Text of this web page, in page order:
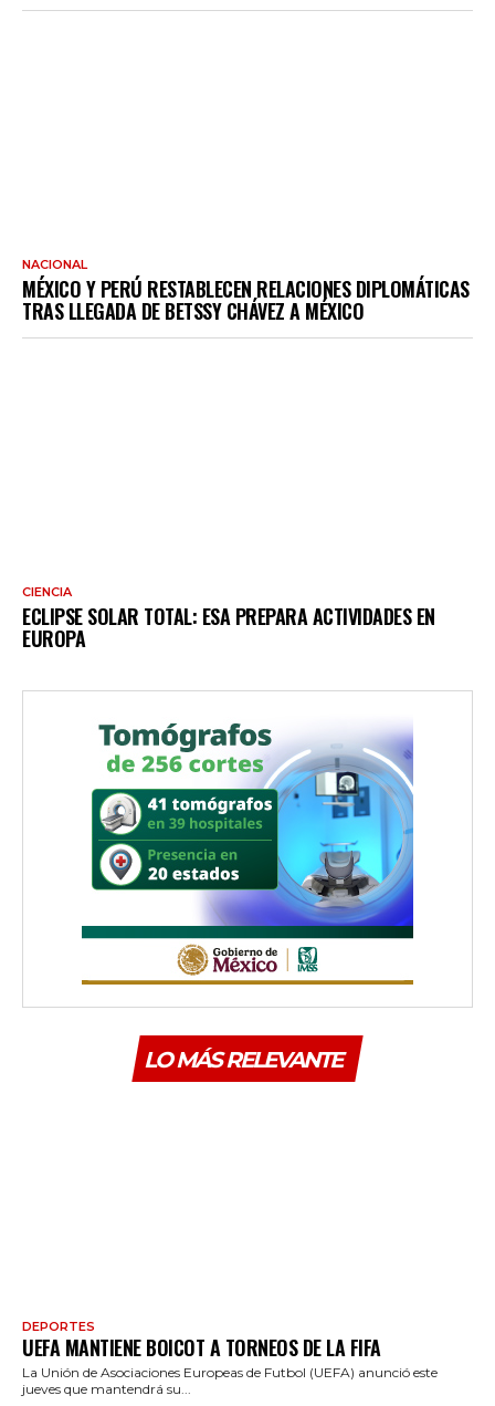
NACIONAL
MÉXICO Y PERÚ RESTABLECEN RELACIONES DIPLOMÁTICAS
TRAS LLEGADA DE BETSSY CHÁVEZ A MÉXICO
CIENCIA
ECLIPSE SOLAR TOTAL: ESA PREPARA ACTIVIDADES EN
EUROPA
LO MÁS RELEVANTE
DEPORTES
UEFA MANTIENE BOICOT A TORNEOS DE LA FIFA
La Unión de Asociaciones Europeas de Futbol (UEFA) anunció este
jueves que mantendrá su...